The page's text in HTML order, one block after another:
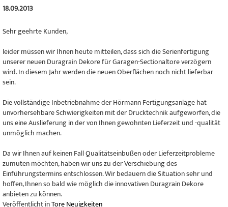
18.09.2013
Sehr geehrte Kunden,
leider müssen wir Ihnen heute mitteilen, dass sich die Serienfertigung
unserer neuen Duragrain Dekore für Garagen-Sectionaltore verzögern
wird. In diesem Jahr werden die neuen Oberflächen noch nicht lieferbar
sein.
Die vollständige Inbetriebnahme der Hörmann Fertigungsanlage hat
unvorhersehbare Schwierigkeiten mit der Drucktechnik aufgeworfen, die
uns eine Auslieferung in der von Ihnen gewohnten Lieferzeit und -qualität
unmöglich machen.
Da wir Ihnen auf keinen Fall Qualitätseinbußen oder Lieferzeitprobleme
zumuten möchten, haben wir uns zu der Verschiebung des
Einführungstermins entschlossen. Wir bedauern die Situation sehr und
hoffen, Ihnen so bald wie möglich die innovativen Duragrain Dekore
anbieten zu können.
Veröffentlicht inTore Neuigkeiten